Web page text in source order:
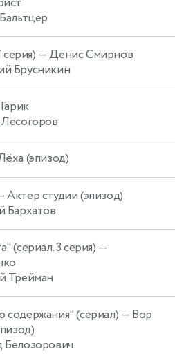
— Денис Смирнов
Брусникин
(эпизод)
Актер студии (эпизод)
Бархатов
(сериал. 3 серия) —
Трейман
(сериал) — Вор